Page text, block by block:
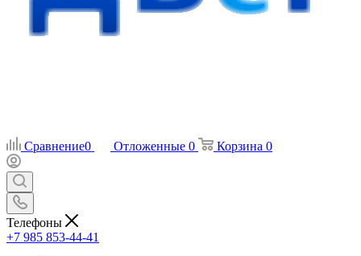
Сравнение0 Отложенные 0 Корзина 0
Телефоны
+7 985 853-44-41